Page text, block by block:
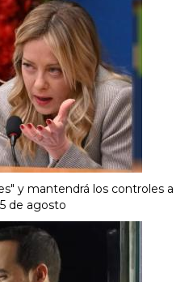
y mantendrá los controles a
de agosto